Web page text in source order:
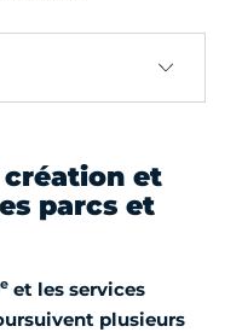
et
parcs et
e et les services
plusieurs